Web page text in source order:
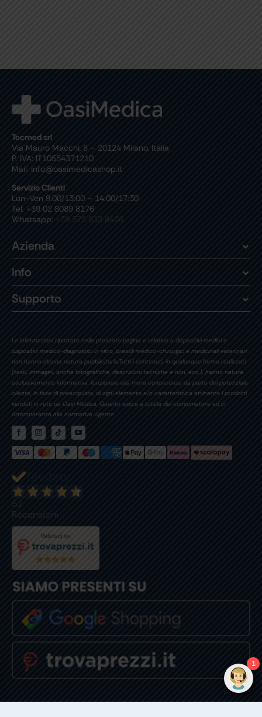
Tecmed srl
Via Mauro Macchi, 8 – 20124 Milano, Italia
P. IVA: IT10554371210
Mail: info@oasimedicashop.it
Servizio Clienti
Lun-Ven 9:00/13:00 – 14:00/17:30
Tel: +39 02 8089 8176
Whatsapp:
+39 375 933 8426
Azienda
Info
Supporto
Le informazioni riportate nella presente pagina e relative a dispositivi medici e
dispositivi medico-diagnostici in vitro, presidi medico-chirurgici e medicinali veterinari
non hanno alcuna natura pubblicitaria.Tutti i contenuti, in qualunque forma realizzati,
(testi, immagini, anche fotografiche, descrizioni tecniche e non, ecc.), hanno natura
esclusivamente informativa, funzionale alla mera conoscenza da parte del potenziale
cliente, in fase di preacquisto, di ogni elemento e/o caratteristica attinente i prodotti
venduti in rete da Oasi Medica. Quanto sopra a tutela del consumatore ed in
ottemperanza alla normativa vigente.
52
Recensioni
1